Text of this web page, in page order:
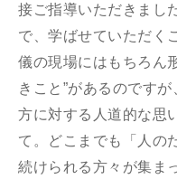
接ご指導いただきまし
で、学ばせていただく
儀の現場にはもちろん
きこと”があるのです
⽅に対する⼈道的な思
て。どこまでも「⼈の
続けられる⽅々が集ま